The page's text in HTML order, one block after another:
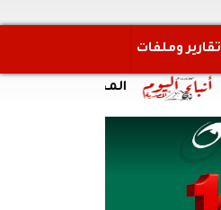
تقارير وملفات
المجلس الأعلى للشئون